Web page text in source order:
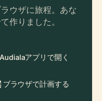
ウザに旅程。あな
作りました。
Audialaアプリで開く
ブラウザで計画する